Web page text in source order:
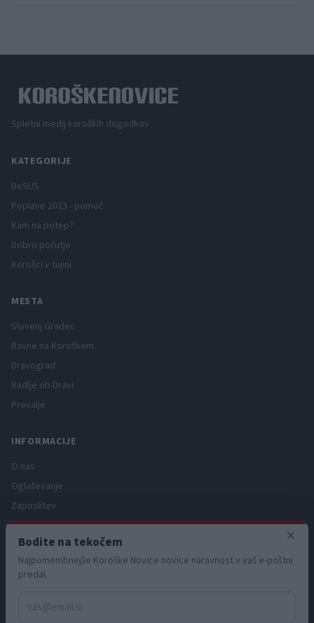
Spletni medij koroških dogodkov.
KATEGORIJE
DeSUS
Poplave 2023 - pomoč
Kam na potep?
Dobro počutje
Korošci v tujini
MESTA
Slovenj Gradec
Ravne na Koroškem
Dravograd
Radlje ob Dravi
Prevalje
INFORMACIJE
O nas
Oglaševanje
Zaposlitev
Pravno obvestilo
Zasebnost in piškotki
Storitve
Pogoji uporabe
×
Bodite na tekočem
Najpomembnejše Koroške Novice novice naravnost v vaš e-poštni
predal.